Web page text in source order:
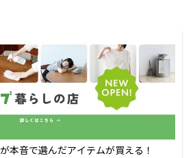
本音で選んだアイテムが買える！